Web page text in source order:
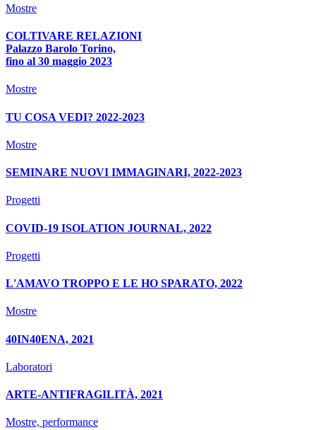
Mostre
COLTIVARE RELAZIONI
Palazzo Barolo Torino,
fino al 30 maggio 2023
Mostre
TU COSA VEDI? 2022-2023
Mostre
SEMINARE NUOVI IMMAGINARI, 2022-2023
Progetti
COVID-19 ISOLATION JOURNAL, 2022
Progetti
L'AMAVO TROPPO E LE HO SPARATO, 2022
Mostre
40IN40ENA, 2021
Laboratori
ARTE-ANTIFRAGILITÀ, 2021
Mostre, performance